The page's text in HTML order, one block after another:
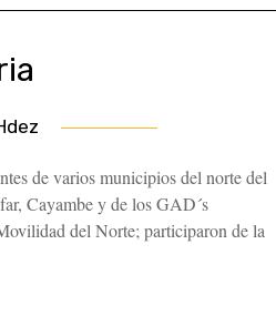
de varios municipios del norte del
Cayambe y de los GAD´s
del Norte; participaron de la